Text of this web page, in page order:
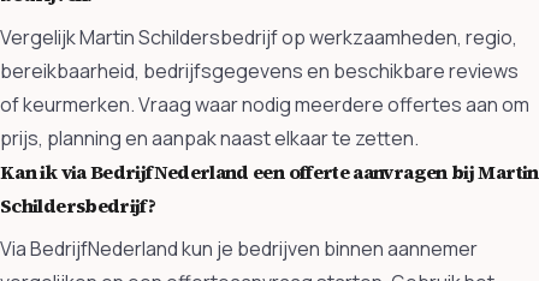
Vergelijk Martin Schildersbedrijf op werkzaamheden, regio,
bereikbaarheid, bedrijfsgegevens en beschikbare reviews
of keurmerken. Vraag waar nodig meerdere offertes aan om
prijs, planning en aanpak naast elkaar te zetten.
Kan ik via BedrijfNederland een offerte aanvragen bij Martin
Schildersbedrijf?
Via BedrijfNederland kun je bedrijven binnen aannemer